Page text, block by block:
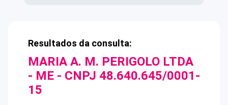
Resultados da consulta:
MARIA A. M. PERIGOLO LTDA
- ME - CNPJ 48.640.645/0001-
15